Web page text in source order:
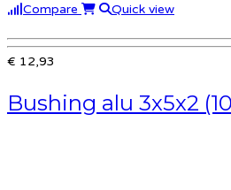
Compare Quick view
€ 12,93
Bushing alu 3x5x2